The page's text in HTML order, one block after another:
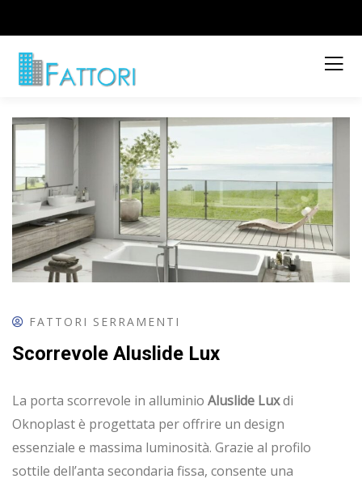
FATTORI SERRAMENTI
Scorrevole Aluslide Lux
La porta scorrevole in alluminio Aluslide Luxdi
Oknoplast è progettata per offrire un design
essenziale e massima luminosità. Grazie al profilo
sottile dell’anta secondaria fissa, consente una